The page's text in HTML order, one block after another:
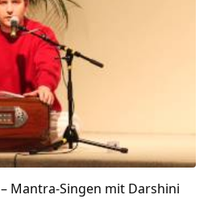
Mantra-Singen mit Darshini